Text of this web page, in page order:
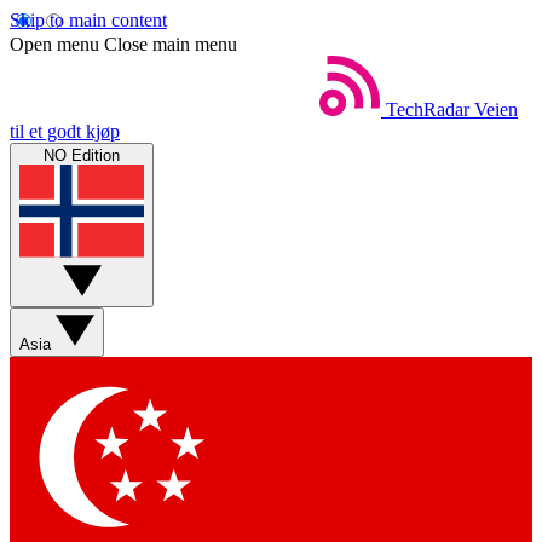
Skip to main content
Open menu Close main menu
TechRadar Veien
til et godt kjøp
NO Edition
Asia